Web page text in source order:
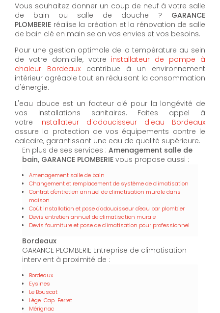
Vous souhaitez donner un coup de neuf à votre salle
de bain ou salle de douche ? GARANCE
PLOMBERIE réalise la création et la rénovation de salle
de bain clé en main selon vos envies et vos besoins.
Pour une gestion optimale de la température au sein
de votre domicile, votre installateur de pompe à
chaleur Bordeaux contribue à un environnement
intérieur agréable tout en réduisant la consommation
d'énergie.
L'eau douce est un facteur clé pour la longévité de
vos installations sanitaires. Faites appel à
votre installateur d'adoucisseur d'eau Bordeaux
assure la protection de vos équipements contre le
calcaire, garantissant une eau de qualité supérieure.
En plus de ses services : Amenagement salle de
bain, GARANCE PLOMBERIE vous propose aussi :
Amenagement salle de bain
Changement et remplacement de système de climatisation
Contrat d'entretien annuel de climatisation murale dans
maison
Coût installation et pose d'adoucisseur d'eau par plombier
Devis entretien annuel de climatisation murale
Devis fourniture et pose de climatisation pour professionnel
Bordeaux
GARANCE PLOMBERIE Entreprise de climatisation
intervient à proximité de :
Bordeaux
Eysines
Le Bouscat
Lège-Cap-Ferret
Mérignac